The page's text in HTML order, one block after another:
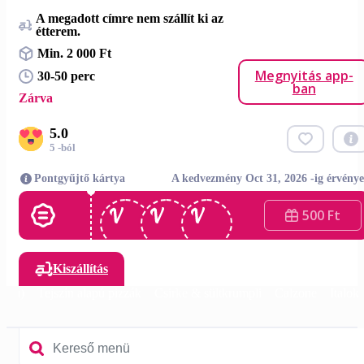
A megadott címre nem szállít ki az
étterem.
Min. 2 000 Ft
30-50 perc
Zárva
Megnyitás app-
ban
5.0
5 -ból
Pontgyűjtő kártya A kedvezmény Oct 31, 2026 -ig
500 Ft
Kiszállítás